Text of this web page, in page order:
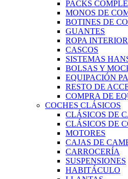
PACKS
MONOS DE
BOTINES DE
GUANTES
ROPA INTERIOR
CASCOS
SISTEMAS
BOLSAS Y
EQUIPACIÓN
RESTO DE
COMPRA DE
COCHES CLÁSICOS
CLÁSICOS DE
CLÁSICOS DE
MOTORES
CAJAS DE
CARROCERÍA
SUSPENSIONES
HABITÁCULO